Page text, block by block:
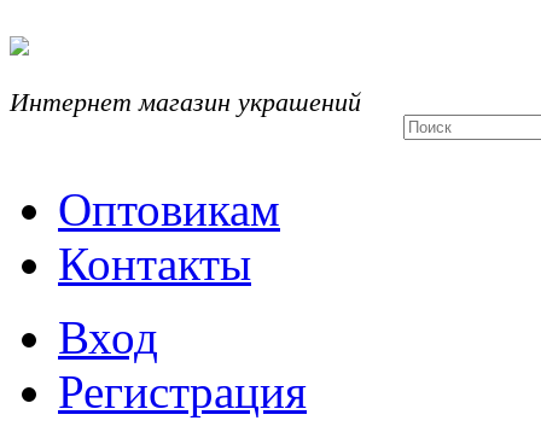
Интернет магазин украшений
Оптовикам
Контакты
Вход
Регистрация